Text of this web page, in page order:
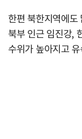
한편 북한지역에도
북부 인근 임진강,
수위가 높아지고